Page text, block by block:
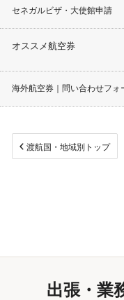
セネガルビザ・大使館申請
オススメ航空券
海外航空券｜問い合わせフォ
渡航国・地域別トップ
出張・業